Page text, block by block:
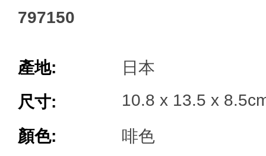
797150
產地:
日本
尺寸:
10.8 x 13.5 x
顏色:
啡色